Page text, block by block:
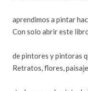
aprendimos a pintar
Con solo abrir este
de pintores y pintoras
Retratos, flores,